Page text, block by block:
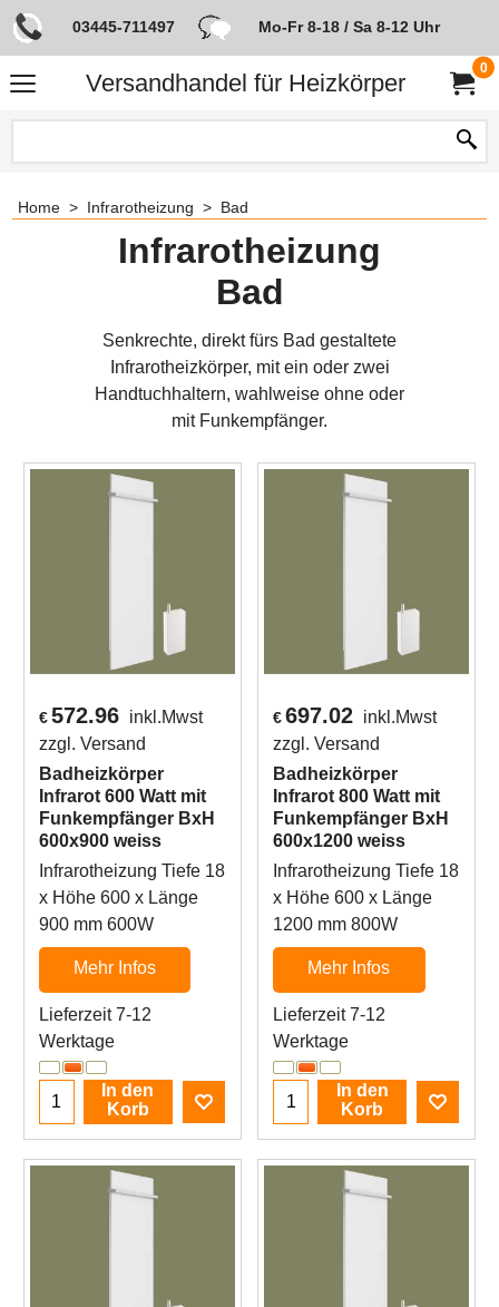
03445-711497 Mo-Fr 8-18 / Sa 8-12 Uhr
Versandhandel für Heizkörper
0
Home > Infrarotheizung > Bad
Infrarotheizung
Bad
Senkrechte, direkt fürs Bad gestaltete
Infrarotheizkörper, mit ein oder zwei
Handtuchhaltern, wahlweise ohne oder
mit Funkempfänger.
€572.96 inkl.Mwst
zzgl. Versand
Badheizkörper
Infrarot 600 Watt mit
Funkempfänger BxH
600x900 weiss
Infrarotheizung Tiefe 18
x Höhe 600 x Länge
900 mm 600W
Mehr Infos
Lieferzeit 7-12
Werktage
In den
Korb
€697.02 inkl.Mwst
zzgl. Versand
Badheizkörper
Infrarot 800 Watt mit
Funkempfänger BxH
600x1200 weiss
Infrarotheizung Tiefe 18
x Höhe 600 x Länge
1200 mm 800W
Mehr Infos
Lieferzeit 7-12
Werktage
In den
Korb